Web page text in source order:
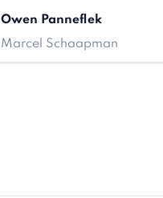
Owen Panneflek
Marcel Schaapman